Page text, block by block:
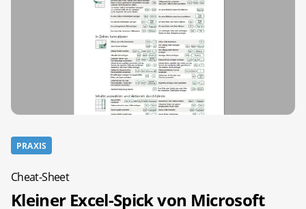
PRAXIS
Cheat-Sheet
Kleiner Excel-Spick von Microsoft